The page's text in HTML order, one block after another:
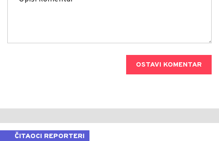
OSTAVI KOMENTAR
ČITAOCI REPORTERI